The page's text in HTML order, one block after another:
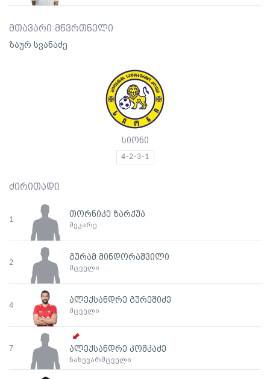
მთავარი მწვრთნელი
ზაურ სვანაძე
სიონი
4-2-3-1
ძირითადი
1
თორნიკე ზარქუა
მეკარე
2
გურამ მინდორაშვილი
მცველი
4
ალექსანდრე გურეშიძე
მცველი
7 ალექსანდრე კოშკაძე
ნახევარმცველი